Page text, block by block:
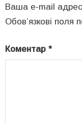
Ваша e-mail
Обов’язкові поля
Коментар *